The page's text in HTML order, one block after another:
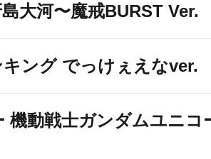
大河〜魔戒BURST Ver.
ング でっけぇえなver.
機動戦士ガンダムユニコ